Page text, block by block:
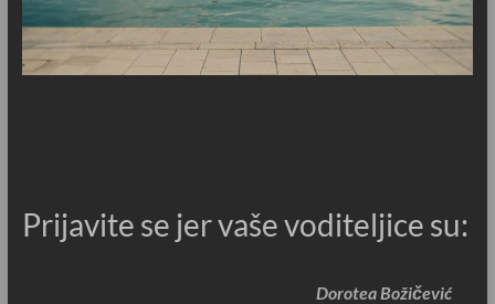
Prijavite se jer vaše voditeljice su:
Dorotea Božičević